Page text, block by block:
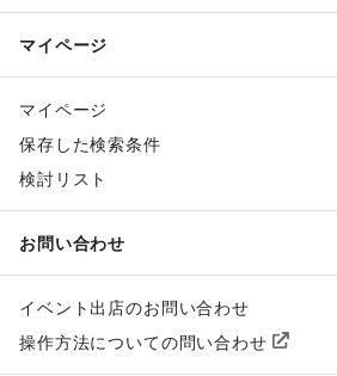
マイページ
マイページ
保存した検索条件
検討リスト
お問い合わせ
イベント出店のお問い合わせ
操作方法についての問い合わせ